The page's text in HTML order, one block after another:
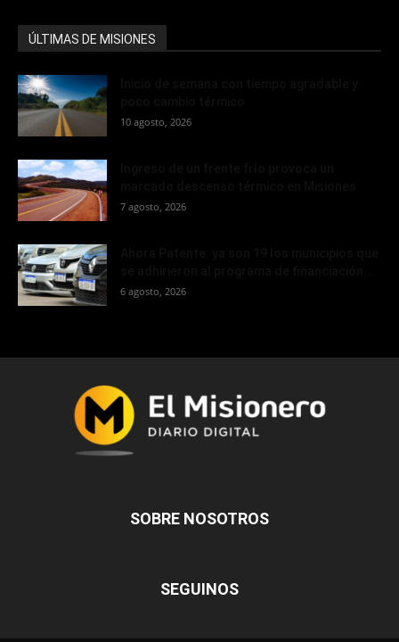
ÚLTIMAS DE MISIONES
10 agosto, 2026
7 agosto, 2026
6 agosto, 2026
SOBRE NOSOTROS
SEGUINOS